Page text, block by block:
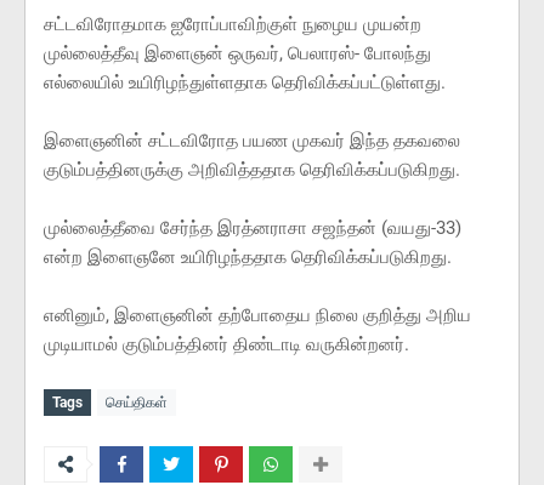
சட்டவிரோதமாக ஐரோப்பாவிற்குள் நுழைய முயன்ற
முல்லைத்தீவு இளைஞன் ஒருவர், பெலாரஸ்- போலந்து
எல்லையில் உயிரிழந்துள்ளதாக தெரிவிக்கப்பட்டுள்ளது.
இளைஞனின் சட்டவிரோத பயண முகவர் இந்த தகவலை
குடும்பத்தினருக்கு அறிவித்ததாக தெரிவிக்கப்படுகிறது.
முல்லைத்தீவை சேர்ந்த இரத்னராசா சஜந்தன் (வயது-33)
என்ற இளைஞனே உயிரிழந்ததாக தெரிவிக்கப்படுகிறது.
எனினும், இளைஞனின் தற்போதைய நிலை குறித்து அறிய
முடியாமல் குடும்பத்தினர் திண்டாடி வருகின்றனர்.
Tags செய்திகள்